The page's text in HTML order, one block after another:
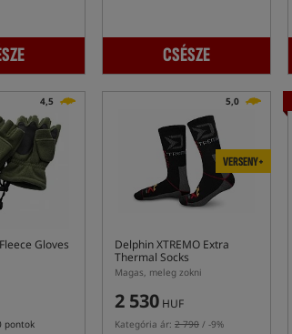
CSÉSZE
4,5
Gloves
pontok
5,0
VERSENY+
Delphin XTREMO Extra
Thermal Socks
Magas, meleg zokni
2 530 HUF
Kategória ár: 2 790 / -9%